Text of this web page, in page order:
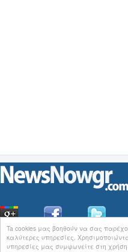
Ta cookies μας βοηθούν να σας
καλύτερες υπηρεσίες.
υπηρεσίες μας συμφωνείτε στη χρήση
ΟιΕιδήσεις του NewsNowgr.com στοiNews